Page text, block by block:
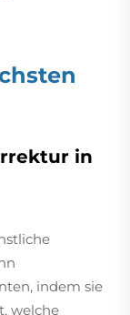
in
indem sie
welche